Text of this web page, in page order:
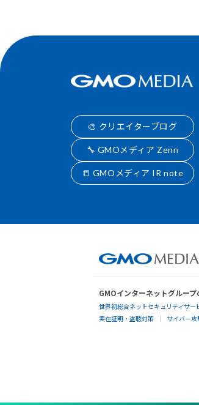
🎨 クリエイターブログ
🔧 GMOメディア Zenn
📒 GMOメディア IR note
GMOインターネットグルー
世界初総合ネットセキュリティサー
実在証明・盗聴対策
サイバー攻